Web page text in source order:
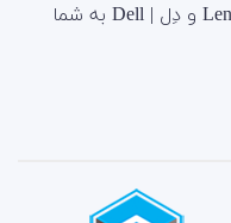
برندهایی نظیر اچ پی | HP لنوو | Lenovo و دِل | Dell به شما